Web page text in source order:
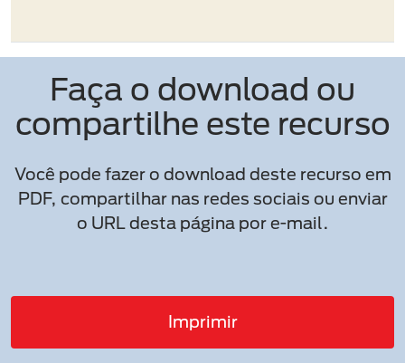
Faça o download ou
compartilhe este recurso
Você pode fazer o download deste recurso em
PDF, compartilhar nas redes sociais ou enviar
o URL desta página por e-mail.
Imprimir